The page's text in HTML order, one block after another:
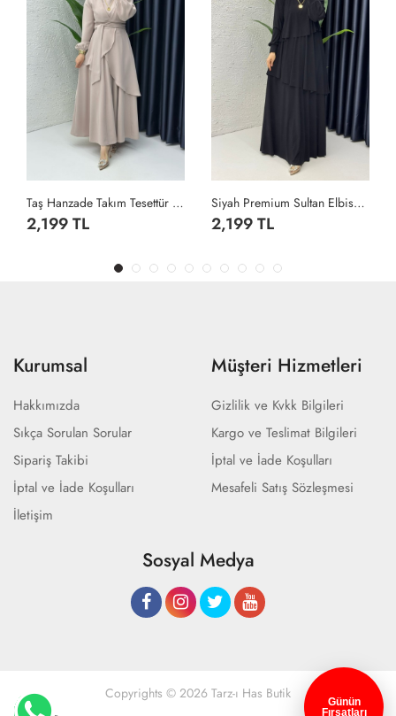
Taş Hanzade Takım Tesettür Giyim Taş Rengi
2,199 TL
Siyah Premium Sultan Elbise Tesettür Giyim Siyah
2,199 TL
Kurumsal
Hakkımızda
Sıkça Sorulan Sorular
Sipariş Takibi
İptal ve İade Koşulları
İletişim
Müşteri Hizmetleri
Gizlilik ve Kvkk Bilgileri
Kargo ve Teslimat Bilgileri
İptal ve İade Koşulları
Mesafeli Satış Sözleşmesi
Sosyal Medya
Copyrights © 2026 Tarz-ı Has Butik
Günün
Fırsatları